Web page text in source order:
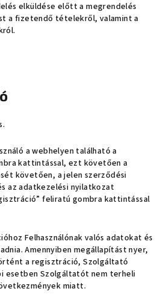
elküldése előtt a megrendelés
a fizetendő tételekről, valamint a
a webhelyen található a
kattintással, ezt követően a
követően, a jelen szerződési
az adatkezelési nyilatkozat
feliratú gombra kattintással
Felhasználónak valós adatokat és
Amennyiben megállapítást nyer,
a regisztráció, Szolgáltató
esetben Szolgáltatót nem terheli
miatt.